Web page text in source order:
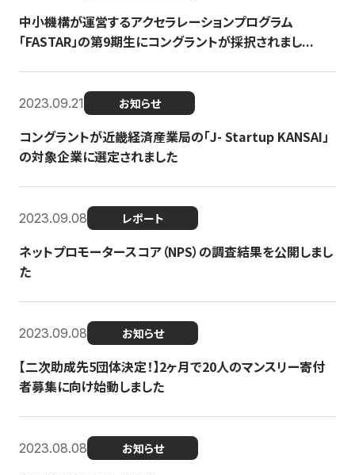
中小機構が運営するアクセラレーションプログラム
「FASTAR」の第9期生にコングラントが採択されまし...
2023.09.21 お知らせ
コングラントが近畿経済産業局の「J- Startup KANSAI」
の対象企業に選定されました
2023.09.08 レポート
ネットプロモータースコア（NPS）の調査結果を公開しまし
た
2023.09.08 お知らせ
【二次助成先5団体決定！】2ヶ月で20人のマンスリー寄付
者募集に向け始動しました
2023.08.08 お知らせ